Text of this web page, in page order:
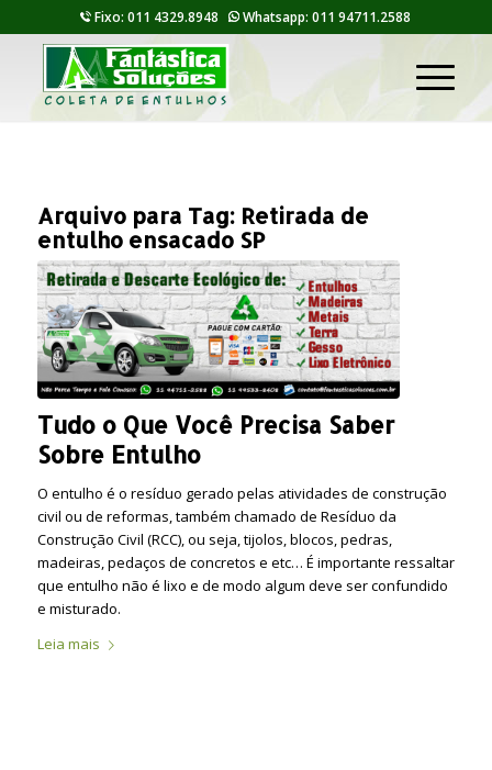
Fixo: 011 4329.8948 Whatsapp: 011 94711.2588
Arquivo para Tag: Retirada de
entulho ensacado SP
Tudo o Que Você Precisa Saber
Sobre Entulho
O entulho é o resíduo gerado pelas atividades de construção
civil ou de reformas, também chamado de Resíduo da
Construção Civil (RCC), ou seja, tijolos, blocos, pedras,
madeiras, pedaços de concretos e etc… É importante ressaltar
que entulho não é lixo e de modo algum deve ser confundido
e misturado.
Leia mais